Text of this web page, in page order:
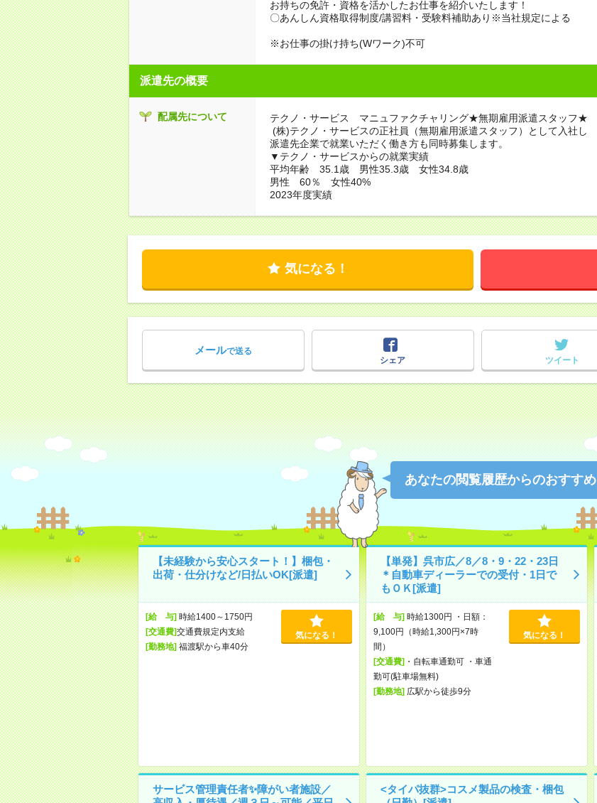
お持ちの免許・資格を活かしたお仕事を紹介いたします！
〇あんしん資格取得制度/講習料・受験料補助あり※当社規定による
※お仕事の掛け持ち(Wワーク)不可
派遣先の概要
配属先について
テクノ・サービス マニュファクチャリング★無期雇用派遣スタッフ★
(株)テクノ・サービスの正社員（無期雇用派遣スタッフ）として入社し
派遣先企業で就業いただく働き方も同時募集します。
▼テクノ・サービスからの就業実績
平均年齢 35.1歳 男性35.3歳 女性34.8歳
男性 60％ 女性40%
2023年度実績
気になる！
メールで送る
シェア
ツイート
あなたの閲覧履歴からのおすすめ
【未経験から安心スタート！】梱包・
出荷・仕分けなど/日払いOK[派遣]
[給 与]時給1400～1750円
[交通費]交通費規定内支給
[勤務地]福渡駅から車40分
気になる！
【単発】呉市広／8／8・9・22・23日
＊自動車ディーラーでの受付・1日で
もＯＫ[派遣]
[給 与]時給1300円 ・日額：
9,100円（時給1,300円×7時
間）
[交通費]・自転車通勤可 ・車通
勤可(駐車場無料)
[勤務地]広駅から徒歩9分
気になる！
サービス管理責任者✨障がい者施設／
<タイパ抜群>コスメ製品の検査・梱包